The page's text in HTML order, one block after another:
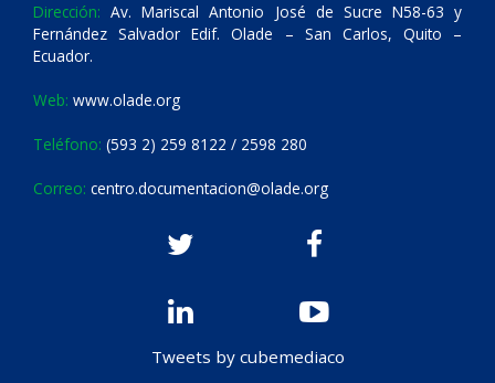
Dirección: Av. Mariscal Antonio José de Sucre N58-63 y
Fernández Salvador Edif. Olade – San Carlos, Quito –
Ecuador.
Web: www.olade.org
Teléfono: (593 2) 259 8122 / 2598 280
Correo: centro.documentacion@olade.org
Tweets by cubemediaco